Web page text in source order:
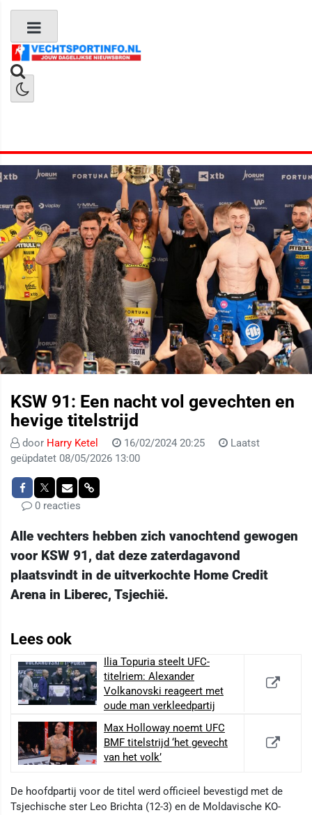
KSW 91: Een nacht vol gevechten en
hevige titelstrijd
door Harry Ketel 16/02/2024 20:25
Laatst
geüpdatet 08/05/2026 13:00
0 reacties
Alle vechters hebben zich vanochtend gewogen
voor KSW 91, dat deze zaterdagavond
plaatsvindt in de uitverkochte Home Credit
Arena in Liberec, Tsjechië.
Lees ook
Ilia Topuria steelt UFC-
titelriem: Alexander
Volkanovski reageert met
oude man verkleedpartij
Max Holloway noemt UFC
BMF titelstrijd ‘het gevecht
van het volk’
De hoofdpartij voor de titel werd officieel bevestigd met de
Tsjechische ster Leo Brichta (12-3) en de Moldavische KO-